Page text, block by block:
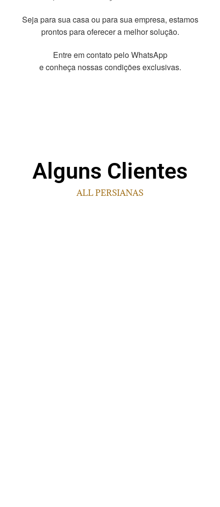
Seja para sua casa ou para sua empresa, estamos
prontos para oferecer a melhor solução.
Entre em contato pelo WhatsApp
e conheça nossas condições exclusivas.
Alguns Clientes
ALL PERSIANAS